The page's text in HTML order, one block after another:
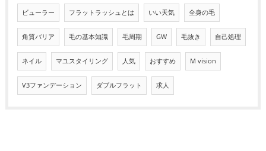
ビューラー フラットラッシュとは いい天気 全身の毛
角質バリア 毛の基本知識 毛周期 GW 毛抜き 自己処理
ネイル マユスタイリング 人気 おすすめ M vision
V3ファンデーション ダブルフラット 求人